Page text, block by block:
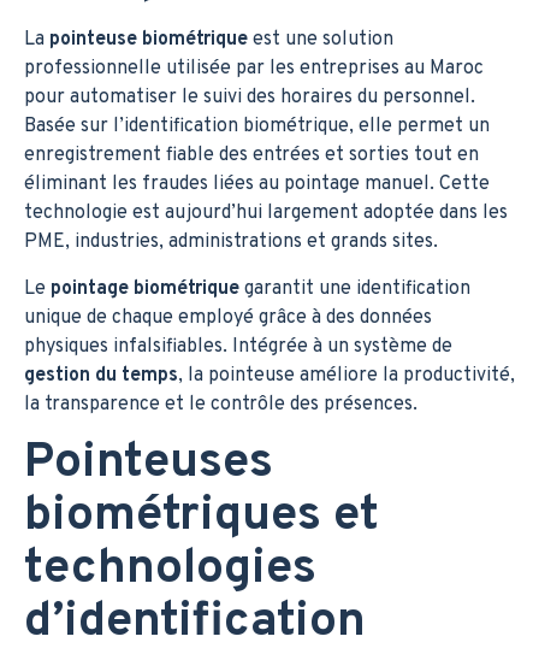
La pointeuse biométrique est une solution
professionnelle utilisée par les entreprises au Maroc
pour automatiser le suivi des horaires du personnel.
Basée sur l’identification biométrique, elle permet un
enregistrement fiable des entrées et sorties tout en
éliminant les fraudes liées au pointage manuel. Cette
technologie est aujourd’hui largement adoptée dans les
PME, industries, administrations et grands sites.
Le pointage biométrique garantit une identification
unique de chaque employé grâce à des données
physiques infalsifiables. Intégrée à un système de
gestion du temps, la pointeuse améliore la productivité,
la transparence et le contrôle des présences.
Pointeuses
biométriques et
technologies
d’identification